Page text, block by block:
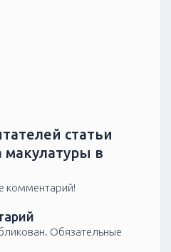
статьи
в
комментарий!
Обязательные